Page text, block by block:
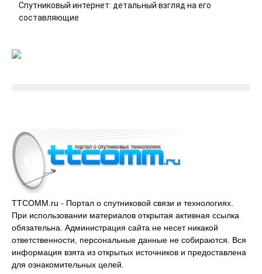
Спутниковый интернет: детальный взгляд на его
составляющие
TTCOMM.ru - Портал о спутниковой связи и технологиях.
При использовании материалов открытая активная ссылка
обязательна. Администрация сайта не несет никакой
ответственности, персональные данные не собираются. Вся
информация взята из открытых источников и предоставлена
для ознакомительных целей.